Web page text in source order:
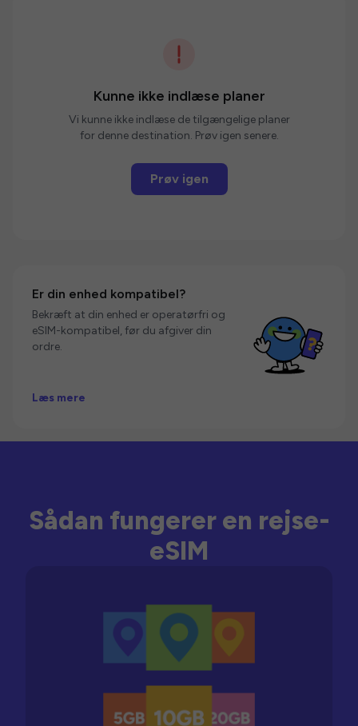
Kunne ikke indlæse planer
Vi kunne ikke indlæse de tilgængelige planer
for denne destination. Prøv igen senere.
Prøv igen
Er din enhed kompatibel?
Bekræft at din enhed er operatørfri og
eSIM-kompatibel, før du afgiver din
ordre.
Læs mere
Sådan fungerer en rejse-
eSIM